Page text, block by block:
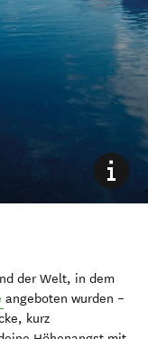
der Welt, in dem
angeboten wurden –
kurz